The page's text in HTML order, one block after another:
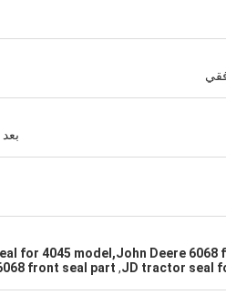
for 4045 model,John Deere 6068
JD tractor seal
,
front seal part